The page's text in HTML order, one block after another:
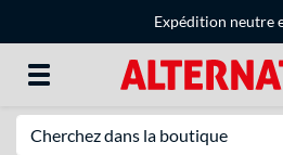
Expédition neutre